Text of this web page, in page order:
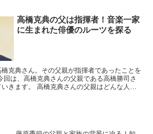
高橋克典の父は指揮者！音楽一家
に生まれた俳優のルーツを探る
克典さん。その父親が指揮者であったことを
回は、高橋克典さんの父親である高橋勝司さ
きます。 高橋克典さんの父親はどんな人